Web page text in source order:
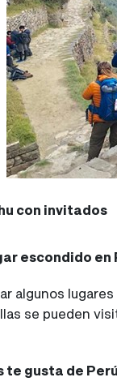
con invitados
escondido
algunos
se pueden
te gusta de